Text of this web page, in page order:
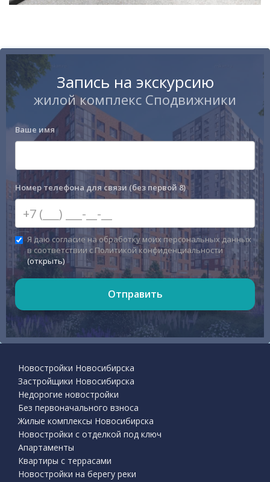
Запись на экскурсию
жилой комплекс Сподвижники
Ваше имя
Номер телефона для связи (без первой 8)
Я даю согласие на обработку моих персональных данных
в соответствии с Политикой конфиденциальности
(открыть)
Отправить
Новостройки Новосибирска
Застройщики Новосибирска
Недорогие новостройки
Без первоначального взноса
Жилые комплексы Новосибирска
Новостройки с отделкой под ключ
Апартаменты
Квартиры с террасами
Новостройки на берегу реки